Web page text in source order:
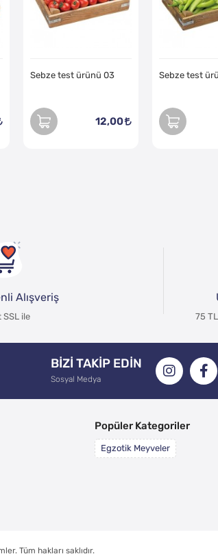
Sebze test ürünü 03
12,00
Sebze test
Alışveriş
ile 75
BİZİ TAKİP EDİN
Sosyal Medya
Popüler Kategoriler
Egzotik Meyveler
. Tüm hakları saklıdır.